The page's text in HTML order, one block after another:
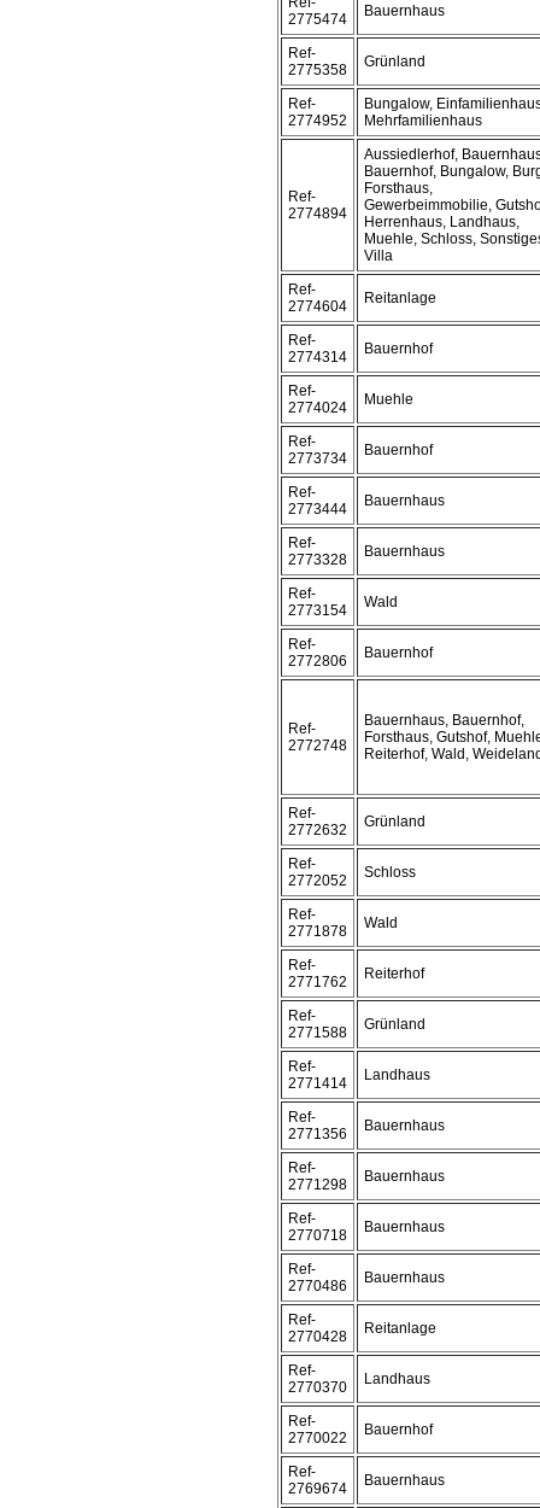
2775474
Bauernhaus
Ref-
2775358
Grünland
Ref-
2774952
Bungalow,
Mehrfamilienhaus
Ref-
2774894
Aussiedlerhof,
Bauernhof, Bungalow,
Forsthaus,
Gewerbeimmobilie,
Herrenhaus, Landhaus,
Muehle, Schloss,
Villa
Ref-
2774604
Reitanlage
Ref-
2774314
Bauernhof
Ref-
2774024
Muehle
Ref-
2773734
Bauernhof
Ref-
2773444
Bauernhaus
Ref-
2773328
Bauernhaus
Ref-
2773154
Wald
Ref-
2772806
Bauernhof
Ref-
2772748
Bauernhaus, Bauernhof,
Forsthaus, Gutshof,
Reiterhof, Wald,
Ref-
2772632
Grünland
Ref-
2772052
Schloss
Ref-
2771878
Wald
Ref-
2771762
Reiterhof
Ref-
2771588
Grünland
Ref-
2771414
Landhaus
Ref-
2771356
Bauernhaus
Ref-
2771298
Bauernhaus
Ref-
2770718
Bauernhaus
Ref-
2770486
Bauernhaus
Ref-
2770428
Reitanlage
Ref-
2770370
Landhaus
Ref-
2770022
Bauernhof
Ref-
2769674
Bauernhaus